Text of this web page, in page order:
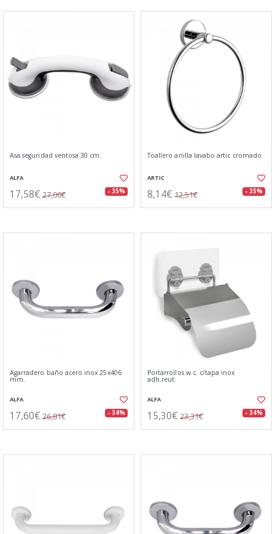
Asa seguridad ventosa 30 cm.
ALFA
17,58€ 27,06€ - 35%
Toallero anilla lavabo artic cromado
ARTIC
8,14€ 12,51€ - 35%
Agarradero baño acero inox 25x406
mm.
ALFA
17,60€ 26,81€ - 34%
Portarrollos w.c. c/tapa inox
adh.reut.
ALFA
15,30€ 23,31€ - 34%